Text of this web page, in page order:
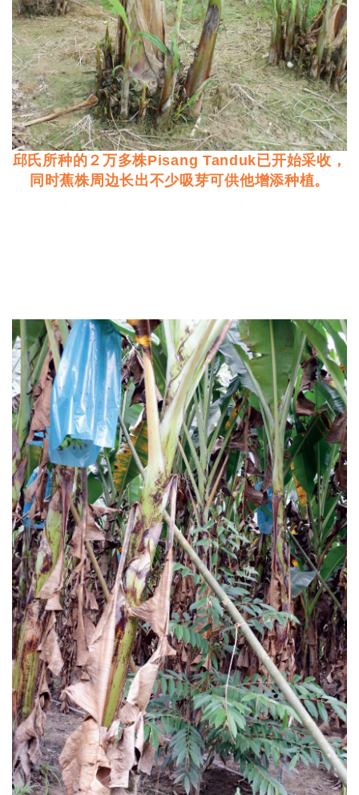
邱氏所种的２万多株Pisang Tanduk已开始采收，
同时蕉株周边长出不少吸芽可供他增添种植。